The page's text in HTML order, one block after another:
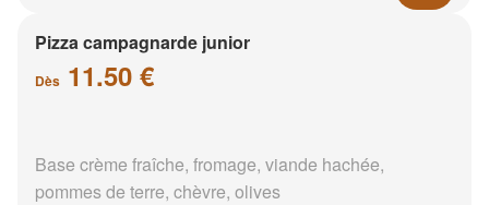
Pizza campagnarde junior
Dès 11.50 €
Base crème fraîche, fromage, viande hachée,
pommes de terre, chèvre, olives